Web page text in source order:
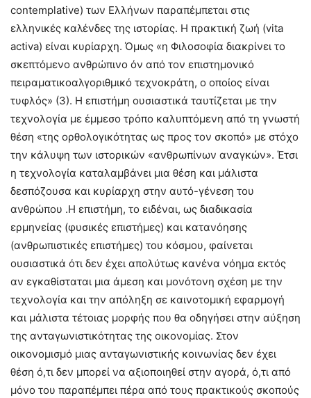
contemplative) των Ελλήνων παραπέμπεται στις
ελληνικές καλένδες της ιστορίας. Η πρακτική ζωή (vita
activa) είναι κυρίαρχη. Όμως «η Φιλοσοφία διακρίνει το
σκεπτόμενο ανθρώπινο όν από τον επιστημονικό
πειραματικοαλγοριθμικό τεχνοκράτη, ο οποίος είναι
τυφλός» (3). Η επιστήμη ουσιαστικά ταυτίζεται με την
τεχνολογία με έμμεσο τρόπο καλυπτόμενη από τη γνωστή
θέση «της ορθολογικότητας ως προς τον σκοπό» με στόχο
την κάλυψη των ιστορικών «ανθρωπίνων αναγκών». Έτσι
η τεχνολογία καταλαμβάνει μια θέση και μάλιστα
δεσπόζουσα και κυρίαρχη στην αυτό-γένεση του
ανθρώπου .Η επιστήμη, το ειδέναι, ως διαδικασία
ερμηνείας (φυσικές επιστήμες) και κατανόησης
(ανθρωπιστικές επιστήμες) του κόσμου, φαίνεται
ουσιαστικά ότι δεν έχει απολύτως κανένα νόημα εκτός
αν εγκαθίσταται μια άμεση και μονότονη σχέση με την
τεχνολογία και την απόληξη σε καινοτομική εφαρμογή
και μάλιστα τέτοιας μορφής που θα οδηγήσει στην αύξηση
της ανταγωνιστικότητας της οικονομίας. Στον
οικονομισμό μιας ανταγωνιστικής κοινωνίας δεν έχει
θέση ό,τι δεν μπορεί να αξιοποιηθεί στην αγορά, ό,τι από
μόνο του παραπέμπει πέρα από τους πρακτικούς σκοπούς